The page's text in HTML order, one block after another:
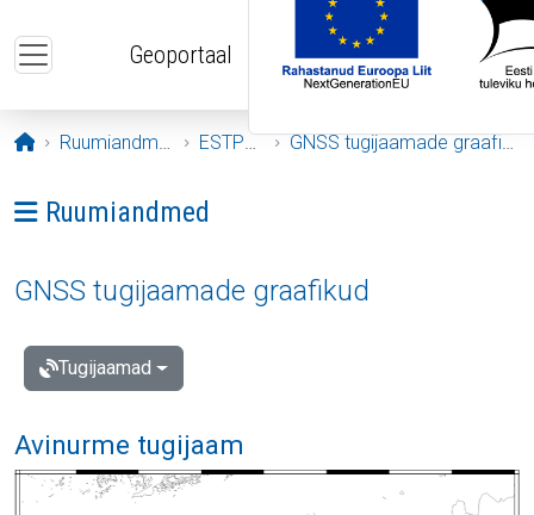
Geoportaal
Avaleht
Ruumiandmed ESTPOS GNSS tugijaamade graafikud
Ava menüü: Ruumiandmed
Ruumiandmed
GNSS tugijaamade graafikud
Tugijaamad
Avinurme tugijaam